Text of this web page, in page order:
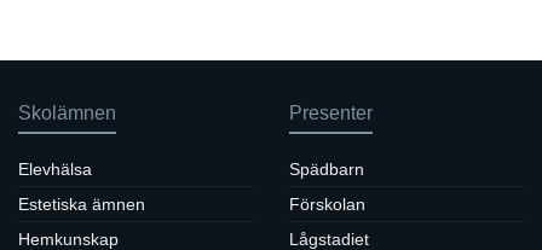
Skolämnen
Elevhälsa
Estetiska ämnen
Hemkunskap
Presenter
Spädbarn
Förskolan
Lågstadiet